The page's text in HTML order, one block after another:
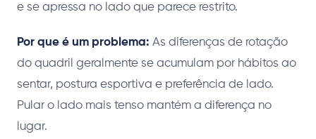
e se apressa no lado que parece restrito.
Por que é um problema: As diferenças de rotação
do quadril geralmente se acumulam por hábitos ao
sentar, postura esportiva e preferência de lado.
Pular o lado mais tenso mantém a diferença no
lugar.